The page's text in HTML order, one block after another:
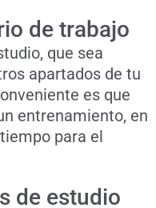
de trabajo
que sea
apartados de tu
es que
entrenamiento, en
para el
de estudio